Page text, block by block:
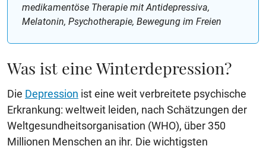
medikamentöse Therapie mit Antidepressiva,
Melatonin, Psychotherapie, Bewegung im Freien
Was ist eine Winterdepression?
Die Depression ist eine weit verbreitete psychische
Erkrankung: weltweit leiden, nach Schätzungen der
Weltgesundheitsorganisation (WHO), über 350
Millionen Menschen an ihr. Die wichtigsten